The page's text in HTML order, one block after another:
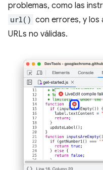
problemas, como las
url() con errores, y los
URLs no válidas.